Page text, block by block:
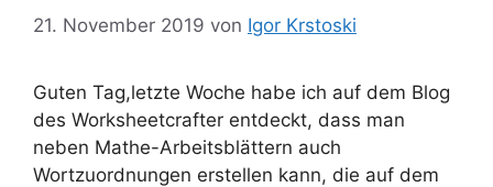
21. November 2019 von Igor Krstoski
Guten Tag,letzte Woche habe ich auf dem Blog
des Worksheetcrafter entdeckt, dass man
neben Mathe-Arbeitsblättern auch
Wortzuordnungen erstellen kann, die auf dem